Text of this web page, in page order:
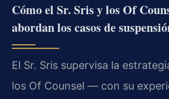
Cómo el Sr. Sris y los Of
abordan los casos de
El Sr. Sris supervisa la
los Of Counsel — con su